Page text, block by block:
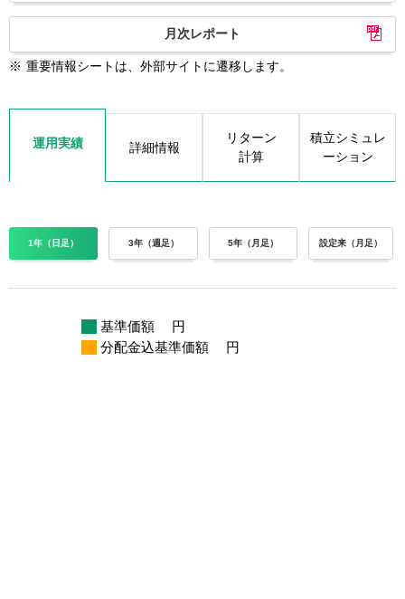
月次レポート
※ 重要情報シートは、外部サイトに遷移します。
運用実績 詳細情報
リターン
計算
積立シミュレ
ーション
1年（日足） 3年（週足） 5年（月足） 設定来（月足）
基準価額
円
分配金込基準価額
円